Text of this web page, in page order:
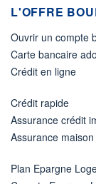
L'OFFRE
Ouvrir un compte
Carte bancaire ado
Crédit en ligne
Crédit rapide
Assurance crédit
Assurance maison
Plan Epargne